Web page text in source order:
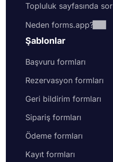
Topluluk sayfasında sor
Neden forms.app?
Şablonlar
Başvuru formları
Rezervasyon formları
Geri bildirim formları
Sipariş formları
Ödeme formları
Kayıt formları